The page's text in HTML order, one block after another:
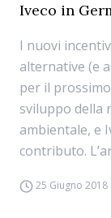
Iveco in
I nuovi
alternative (e
per il
sviluppo della
ambientale, e
contributo.
25 Giugno 2018